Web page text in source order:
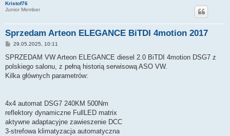
Kristof76
Junior Member
Sprzedam Arteon ELEGANCE BiTDI 4motion 2017
P
s
29.05.2025, 10:11
SPRZEDAM VW Arteon ELEGANCE diesel 2.0 BiTDI 4motion DSG7 z
polskiego salonu, z pełną historią serwisową ASO VW.
Kilka głównych parametrów:
4x4 automat DSG7 240KM 500Nm
reflektory dynamiczne FullLED matrix
aktywne adaptacyjne zawieszenie DCC
3-strefowa klimatyzacja automatyczna